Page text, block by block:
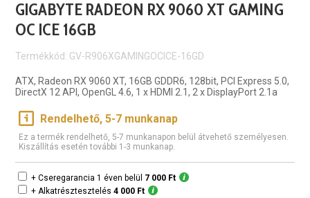
GIGABYTE RADEON RX 9060 XT GAMING
OC ICE 16GB
Termékkód: GV-R906XGAMINGOCICE-16GD
ATX, Radeon RX 9060 XT, 16GB GDDR6, 128bit, PCI Express 5.0,
DirectX 12 API, OpenGL 4.6, 1 x HDMI 2.1, 2 x DisplayPort 2.1a
Rendelhető, 5-7 munkanap
Ez a termék rendelhető, 5-7 munkanapon belül átvehető személyesen.
Kiszállítás esetén további 1-3 munkanap.
+ Cseregarancia 1 éven belül 7 000 Ft
+ Alkatrésztesztelés4 000 Ft